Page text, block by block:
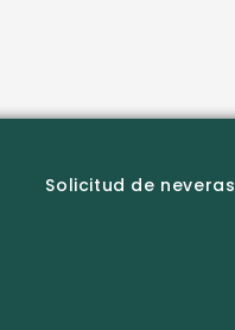
Solicitud de neveras